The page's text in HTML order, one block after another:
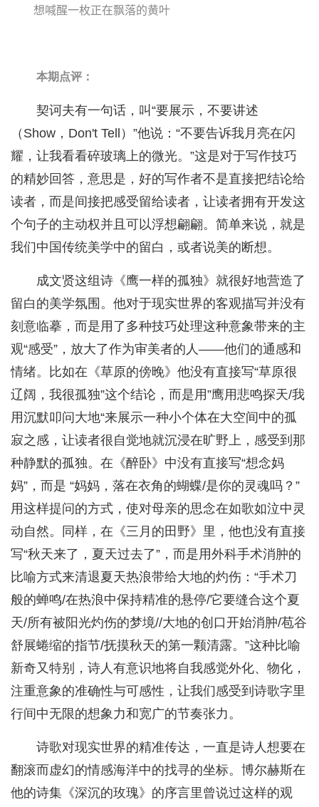
想喊醒一枚正在飘落的黄叶
本期点评：
契诃夫有一句话，叫“要展示，不要讲述
（Show，Don't Tell）”他说：“不要告诉我月亮在闪
耀，让我看看碎玻璃上的微光。”这是对于写作技巧
的精妙回答，意思是，好的写作者不是直接把结论给
读者，而是间接把感受留给读者，让读者拥有开发这
个句子的主动权并且可以浮想翩翩。简单来说，就是
我们中国传统美学中的留白，或者说美的断想。
成文贤这组诗《鹰一样的孤独》就很好地营造了
留白的美学氛围。他对于现实世界的客观描写并没有
刻意临摹，而是用了多种技巧处理这种意象带来的主
观“感受”，放大了作为审美者的人——他们的通感和
情绪。比如在《草原的傍晚》他没有直接写“草原很
辽阔，我很孤独”这个结论，而是用”鹰用悲鸣探天/我
用沉默叩问大地“来展示一种小个体在大空间中的孤
寂之感，让读者很自觉地就沉浸在旷野上，感受到那
种静默的孤独。在《醉卧》中没有直接写“想念妈
妈”，而是 “妈妈，落在衣角的蝴蝶/是你的灵魂吗？”
用这样提问的方式，使对母亲的思念在如歌如泣中灵
动自然。同样，在《三月的田野》里，他也没有直接
写“秋天来了，夏天过去了”，而是用外科手术消肿的
比喻方式来清退夏天热浪带给大地的灼伤：“手术刀
般的蝉鸣/在热浪中保持精准的悬停/它要缝合这个夏
天/所有被阳光灼伤的梦境//大地的创口开始消肿/苞谷
舒展蜷缩的指节/抚摸秋天的第一颗清露。”这种比喻
新奇又特别，诗人有意识地将自我感觉外化、物化，
注重意象的准确性与可感性，让我们感受到诗歌字里
行间中无限的想象力和宽广的节奏张力。
诗歌对现实世界的精准传达，一直是诗人想要在
翻滚而虚幻的情感海洋中的找寻的坐标。博尔赫斯在
他的诗集《深沉的玫瑰》的序言里曾说过这样的观